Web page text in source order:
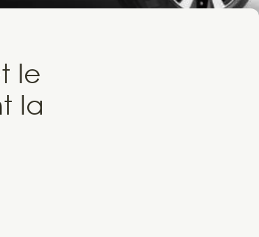
le
la